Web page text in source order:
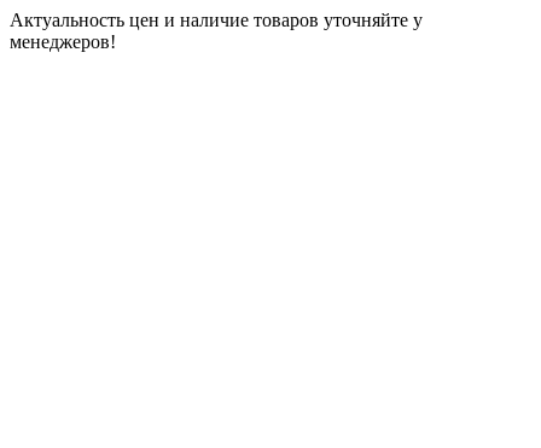
Актуальность цен и наличие товаров уточняйте у
менеджеров!